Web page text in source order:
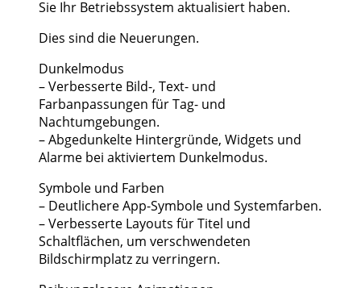
Sie Ihr Betriebssystem aktualisiert haben.
Dies sind die Neuerungen.
Dunkelmodus
– Verbesserte Bild-, Text- und
Farbanpassungen für Tag- und
Nachtumgebungen.
– Abgedunkelte Hintergründe, Widgets und
Alarme bei aktiviertem Dunkelmodus.
Symbole und Farben
– Deutlichere App-Symbole und Systemfarben.
– Verbesserte Layouts für Titel und
Schaltflächen, um verschwendeten
Bildschirmplatz zu verringern.